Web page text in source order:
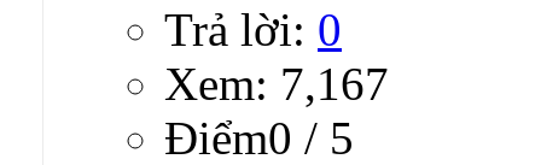
Trả lời: 0
Xem: 7,167
Ðiểm0 / 5